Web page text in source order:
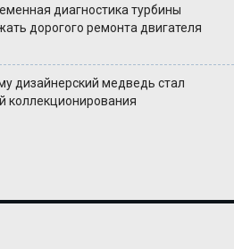
диагностика турбины
дорогого ремонта двигателя
дизайнерский медведь стал
коллекционирования